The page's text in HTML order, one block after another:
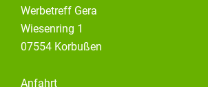
Werbetreff Gera
Wiesenring 1
07554 Korbußen
Anfahrt